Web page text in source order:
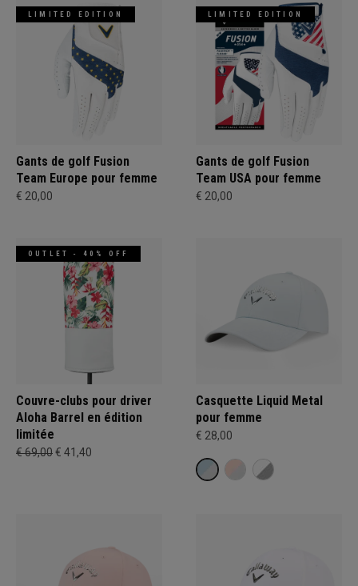
LIMITED EDITION
Gants de golf Fusion
Team Europe pour femme
€ 20,00
LIMITED EDITION
Gants de golf Fusion
Team USA pour femme
€ 20,00
OUTLET - 40% OFF
Couvre-clubs pour driver
Aloha Barrel en édition
limitée
€ 69,00€ 41,40
Casquette Liquid Metal
pour femme
€ 28,00